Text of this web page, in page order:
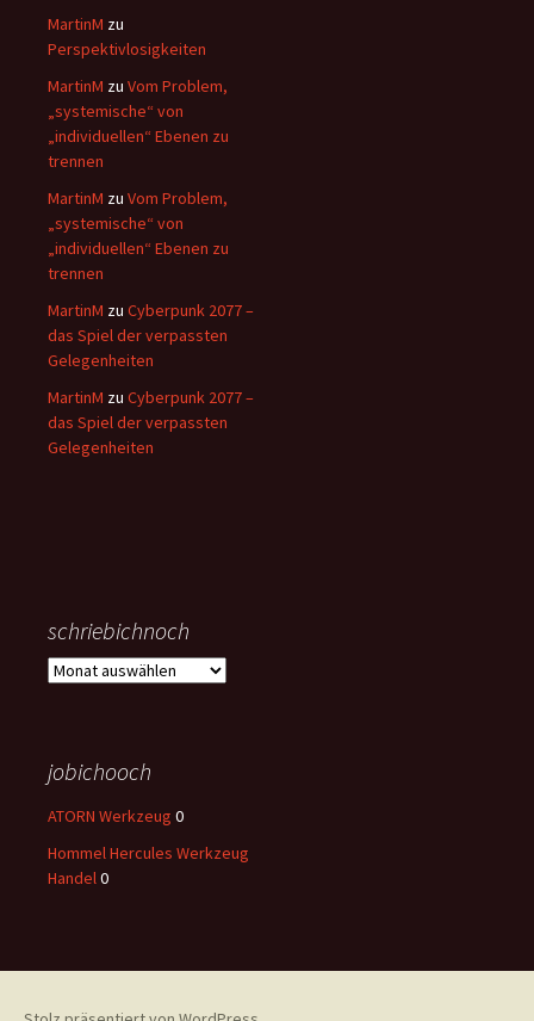
MartinM zu
Perspektivlosigkeiten
MartinM zu Vom Problem,
„systemische“ von
„individuellen“ Ebenen zu
trennen
MartinM zu Vom Problem,
„systemische“ von
„individuellen“ Ebenen zu
trennen
MartinM zu Cyberpunk 2077 –
das Spiel der verpassten
Gelegenheiten
MartinM zu Cyberpunk 2077 –
das Spiel der verpassten
Gelegenheiten
schriebichnoch
schriebichnoch
jobichooch
ATORN Werkzeug 0
Hommel Hercules Werkzeug
Handel0